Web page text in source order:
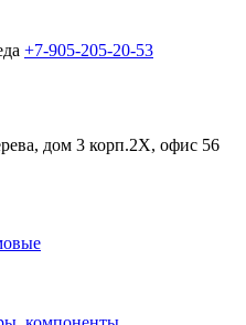
+7-905-205-20-53
дом 3 корп.2X, офис 56